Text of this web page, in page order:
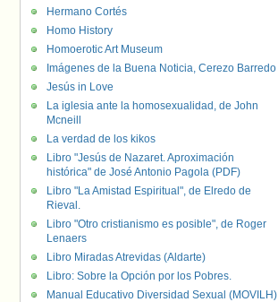
Hermano Cortés
Homo History
Homoerotic Art Museum
Imágenes de la Buena Noticia, Cerezo Barredo
Jesús in Love
La iglesia ante la homosexualidad, de John
Mcneill
La verdad de los kikos
Libro "Jesús de Nazaret. Aproximación
histórica" de José Antonio Pagola (PDF)
Libro "La Amistad Espiritual", de Elredo de
Rieval.
Libro "Otro cristianismo es posible", de Roger
Lenaers
Libro Miradas Atrevidas (Aldarte)
Libro: Sobre la Opción por los Pobres.
Manual Educativo Diversidad Sexual (MOVILH)